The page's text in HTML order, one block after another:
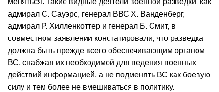
меняться. Такие видные деятели военной разведки, как
адмирал С. Сауэрс, генерал ВВС Х. Ванденберг,
адмирал Р. Хилленкоттер и генерал Б. Смит, в
совместном заявлении констатировали, что разведка
должна быть прежде всего обеспечивающим органом
ВС, снабжая их необходимой для ведения военных
действий информацией, а не подменять ВС как боевую
силу и тем более не вмешиваться в политику.